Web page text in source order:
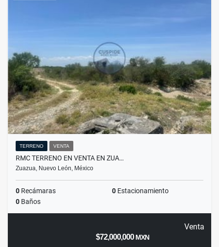
TERRENO VENTA
RMC TERRENO EN VENTA EN ZUA…
Zuazua, Nuevo León, México
0 Recámaras 0 Estacionamiento
0 Baños
Venta
$72,000,000MXN